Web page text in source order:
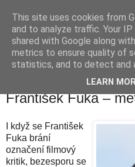
waldhans.cz
Kavárenský outdoor a
František Fuka –
I když se František
Fuka brání
označení filmový
kritik, bezesporu se
This site uses cookies from
and to analyze traffic. Your
shared with Google along
metrics to ensure quality of
statistics, and to detect and
LEARN